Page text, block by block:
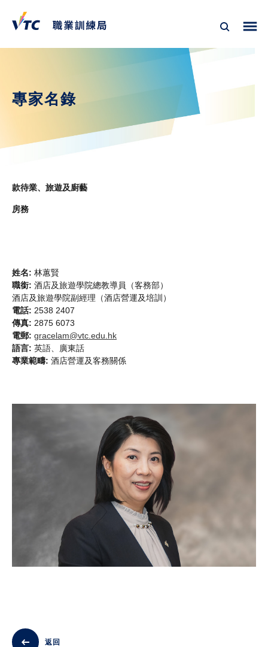
專家名錄
款待業、旅遊及廚藝
房務
姓名: 林蕙賢
職銜: 酒店及旅遊學院總教導員（客務部）
酒店及旅遊學院副經理（酒店營運及培訓）
電話: 2538 2407
傳真: 2875 6073
電郵: gracelam@vtc.edu.hk
語言: 英語、廣東話
專業範疇: 酒店營運及客務關係
返回